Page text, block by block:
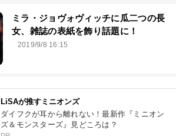
ミラ・ジョヴォヴィッチに瓜二つの長
女、雑誌の表紙を飾り話題に！
2019/9/8 16:15
LiSAが推すミニオンズ
ダイフクが耳から離れない！最新作『ミニオン
ズ＆モンスターズ』見どころは？